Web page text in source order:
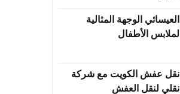
العيسائي الوجهة المثالية
لملابس الأطفال
نقل عفش الكويت مع شركة
نقلي لنقل العفش